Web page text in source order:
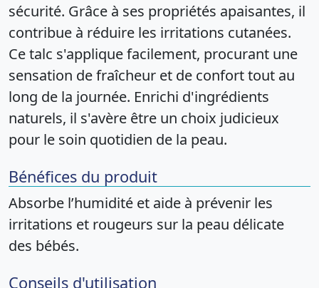
sécurité. Grâce à ses propriétés apaisantes, il
contribue à réduire les irritations cutanées.
Ce talc s'applique facilement, procurant une
sensation de fraîcheur et de confort tout au
long de la journée. Enrichi d'ingrédients
naturels, il s'avère être un choix judicieux
pour le soin quotidien de la peau.
Bénéfices du produit
Absorbe l’humidité et aide à prévenir les
irritations et rougeurs sur la peau délicate
des bébés.
Conseils d'utilisation